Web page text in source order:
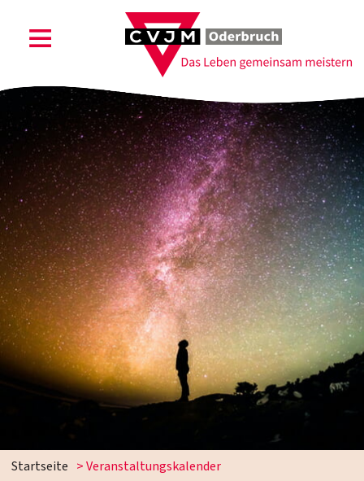
Startseite > Veranstaltungskalender